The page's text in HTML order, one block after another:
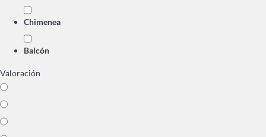
Chimenea
Balcón
Valoración